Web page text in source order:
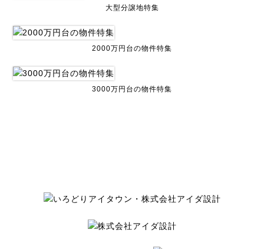
大型分譲地特集
2000万円台の物件特集
3000万円台の物件特集